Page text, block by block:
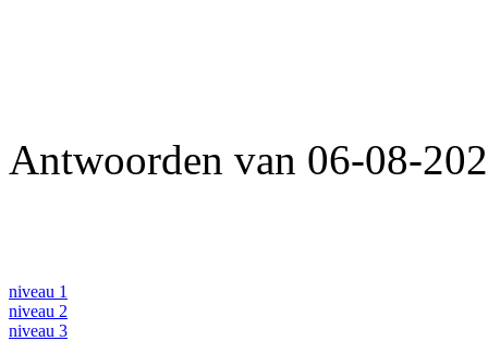
Antwoorden van 06-08-
niveau 1
niveau 2
niveau 3